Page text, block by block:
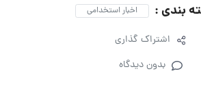
بندی : اخبار استخدامی
اشتراک گذاری
بدون دیدگاه